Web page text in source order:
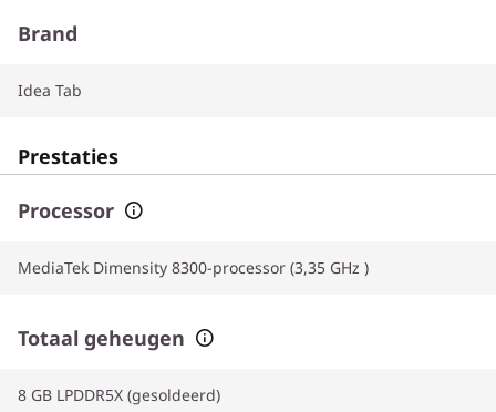
Brand
Idea Tab
Prestaties
Processor
MediaTek Dimensity 8300-processor (3,35 GHz )
Totaal geheugen
8 GB LPDDR5X (gesoldeerd)